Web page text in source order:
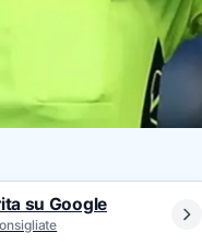
su Google